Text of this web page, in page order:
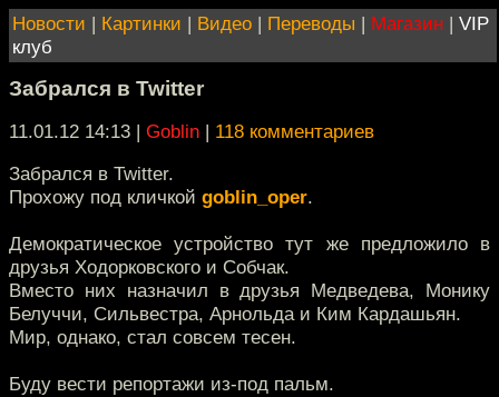
Новости | Картинки | Видео | Переводы | Магазин | VIP
клуб
Забрался в Twitter
11.01.12 14:13 | Goblin | 118 комментариев
Забрался в Twitter.
Прохожу под кличкой goblin_oper.
Демократическое устройство тут же предложило в
друзья Ходорковского и Собчак.
Вместо них назначил в друзья Медведева, Монику
Белуччи, Сильвестра, Арнольда и Ким Кардашьян.
Мир, однако, стал совсем тесен.
Буду вести репортажи из-под пальм.